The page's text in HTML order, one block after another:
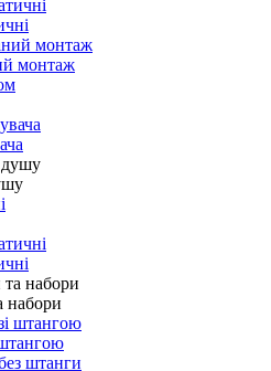
монтаж
набори